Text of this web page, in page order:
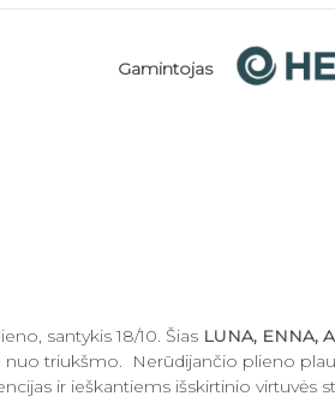
Gamintojas
santykis 18/10. Šias LUNA, ENNA,
nuo triukšmo. Nerūdijančio plieno
ir ieškantiems išskirtinio virtuvės